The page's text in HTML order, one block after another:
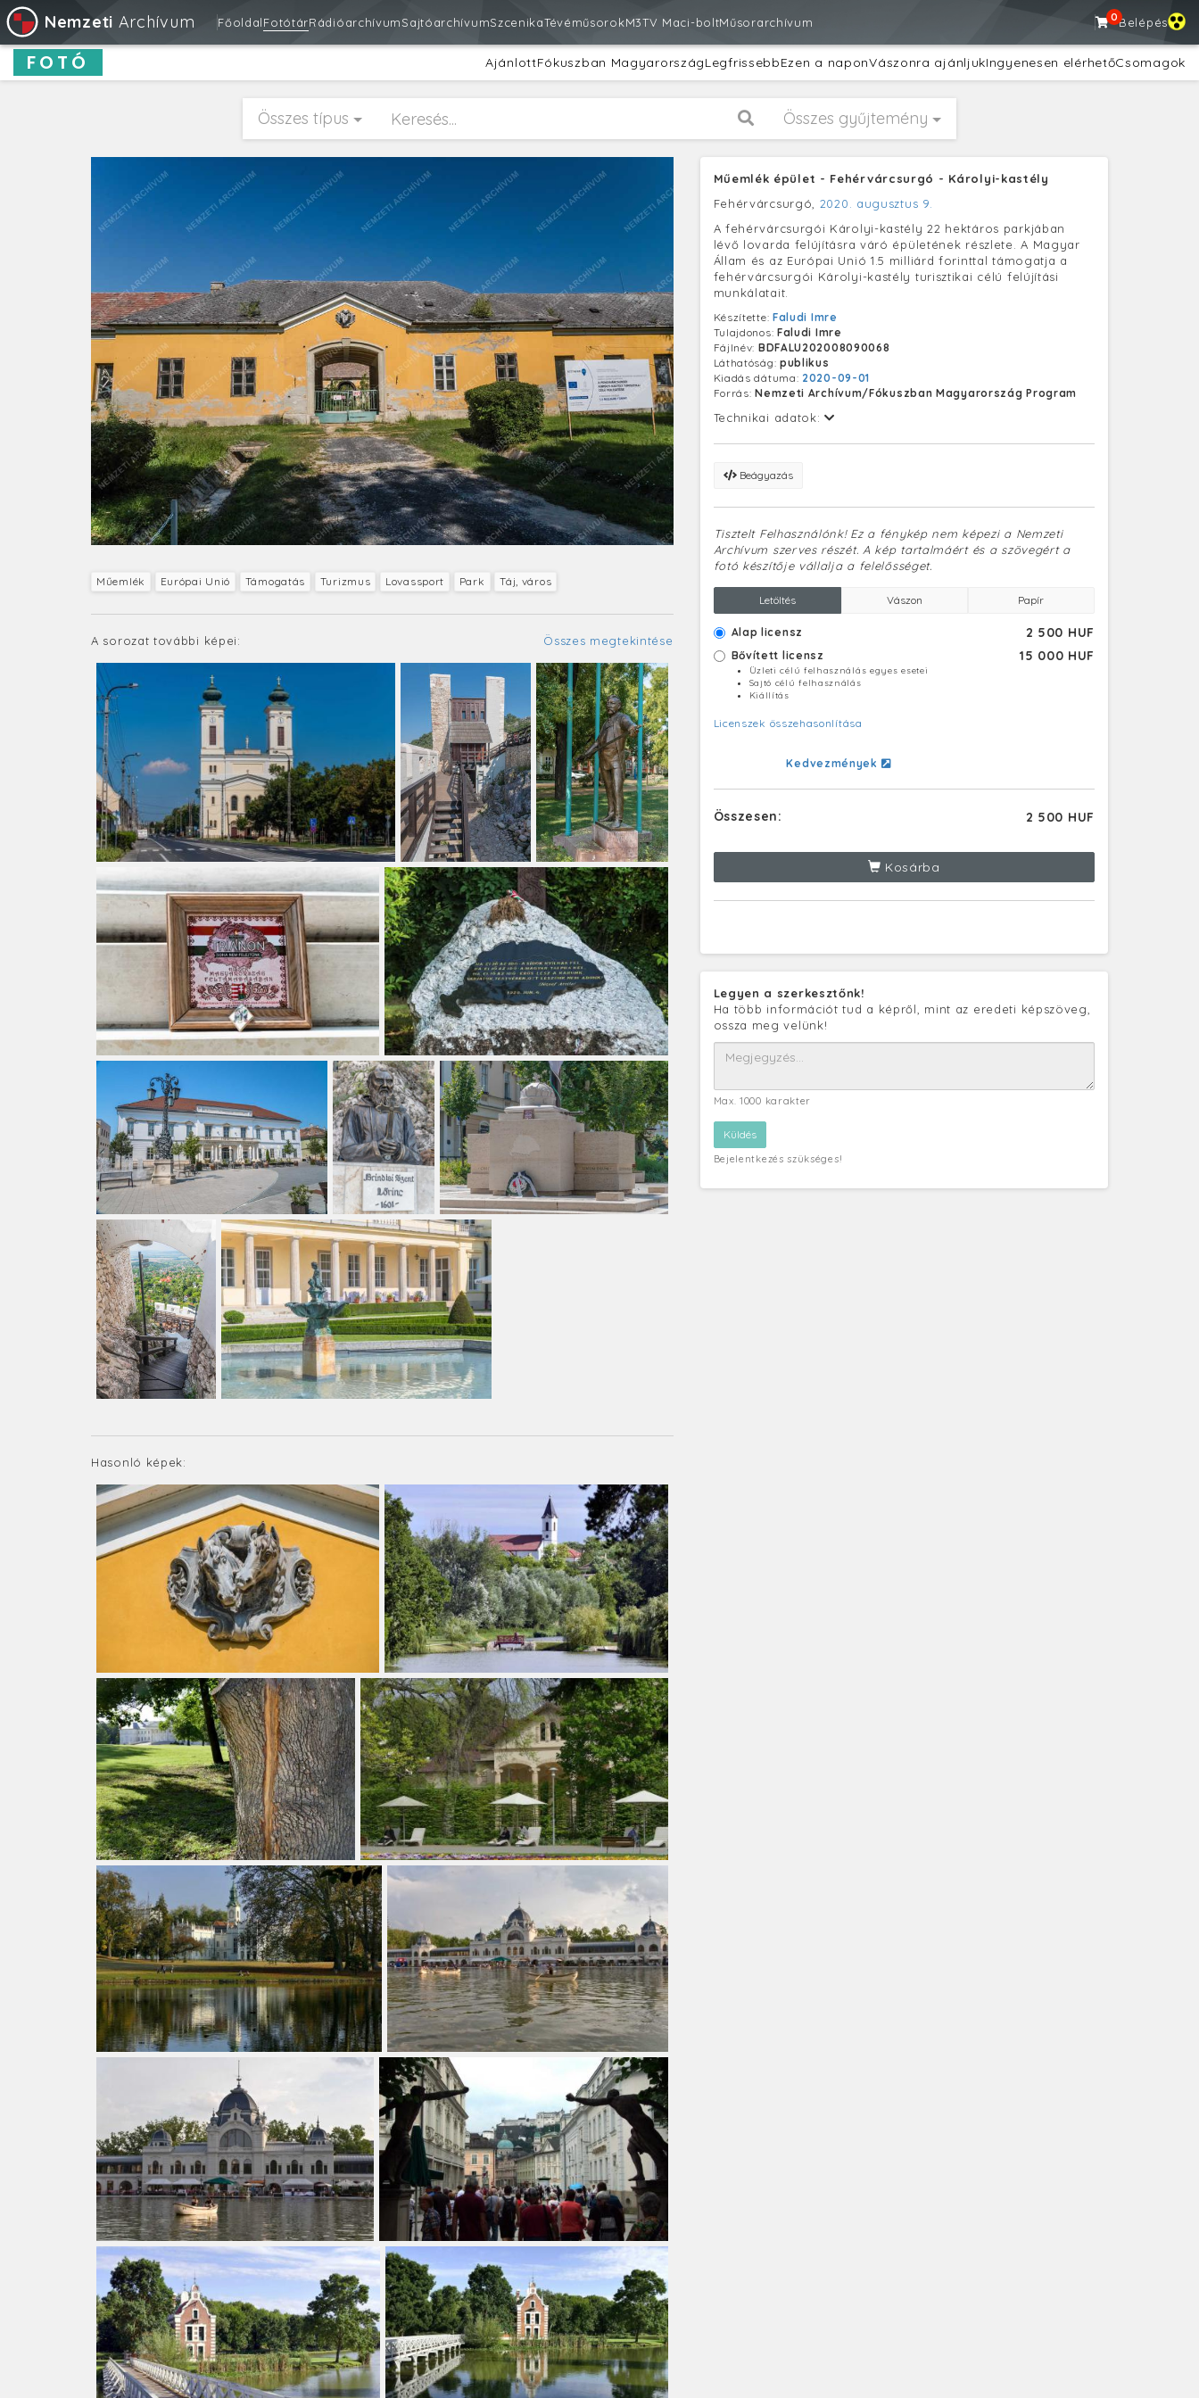
Nemzeti Archívum FőoldalFotótárRádióarchívumSajtóarchívumSzcenikaTévéműsorokM3TV Maci-boltMűsorarchívum 0Belépés
FOTÓ AjánlottFókuszban MagyarországLegfrissebbEzen a naponVászonra ajánljukIngyenesen elérhetőCsomagok
Összes típus Összes gyűjtemény
Műemlék Európai Unió Támogatás Turizmus Lovassport Park Táj, város
A sorozat további képei: Összes megtekintése
Hasonló képek:
Műemlék épület - Fehérvárcsurgó - Károlyi-kastély
Fehérvárcsurgó, 2020. augusztus 9.
A fehérvárcsurgói Károlyi-kastély 22 hektáros parkjában
lévő lovarda felújításra váró épületének részlete. A Magyar
Állam és az Európai Unió 1.5 milliárd forinttal támogatja a
fehérvárcsurgói Károlyi-kastély turisztikai célú felújítási
munkálatait.
Készítette: Faludi Imre
Tulajdonos: Faludi Imre
Fájlnév: BDFALU202008090068
Láthatóság: publikus
Kiadás dátuma: 2020-09-01
Forrás:Nemzeti Archívum/Fókuszban Magyarország Program
Technikai adatok:
Beágyazás
Tisztelt Felhasználónk! Ez a fénykép nem képezi a Nemzeti
Archívum szerves részét. A kép tartalmáért és a szövegért a
fotó készítője vállalja a felelősséget.
Letöltés Vászon Papír
Alap licensz 2 500 HUF
Bővített licensz 15 000 HUF
Üzleti célú felhasználás egyes esetei
Sajtó célú felhasználás
Kiállítás
Licenszek összehasonlítása
Kedvezmények
Összesen: 2 500 HUF
Kosárba
Legyen a szerkesztőnk!
Ha több információt tud a képről, mint az eredeti képszöveg,
ossza meg velünk!
Max. 1000 karakter
Bejelentkezés szükséges!